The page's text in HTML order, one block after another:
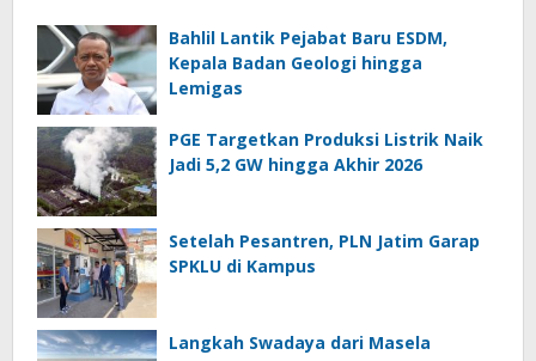
Bahlil Lantik Pejabat Baru ESDM,
Kepala Badan Geologi hingga
Lemigas
PGE Targetkan Produksi Listrik Naik
Jadi 5,2 GW hingga Akhir 2026
Setelah Pesantren, PLN Jatim Garap
SPKLU di Kampus
Langkah Swadaya dari Masela